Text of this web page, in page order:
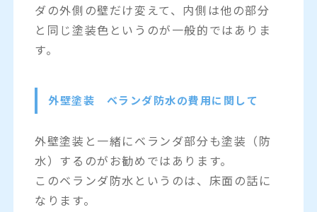
ダの外側の壁だけ変えて、内側は他の部分
と同じ塗装色というのが一般的ではありま
す。
外壁塗装 ベランダ防水の費用に関して
外壁塗装と一緒にベランダ部分も塗装（防
水）するのがお勧めではあります。
このベランダ防水というのは、床面の話に
なります。